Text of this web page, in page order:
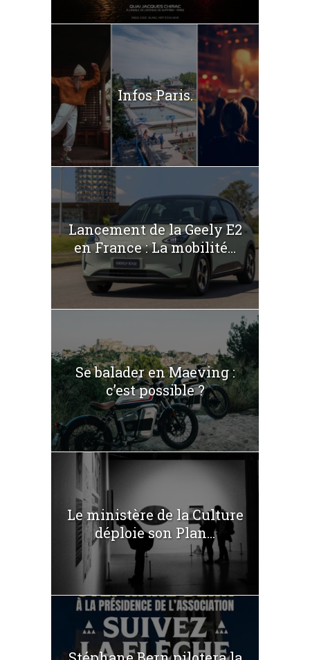
Infos Paris.
Lancement de la Geely E2
en France : La mobilité...
Se balader en Maeving :
c’est possible ?
Le ministère de la Culture
déploie son Plan...